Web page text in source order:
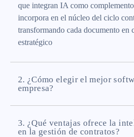
que integran IA como
incorpora en el núcleo del ciclo
transformando cada documento en
estratégico
2. ¿Cómo elegir el mejor
empresa?
3. ¿Qué ventajas ofrece la
en la gestión de contratos?